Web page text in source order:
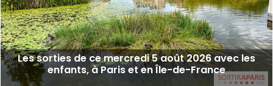
Les sorties de ce mercredi 5 août 2026 avec les
enfants, à Paris et en Île-de-France